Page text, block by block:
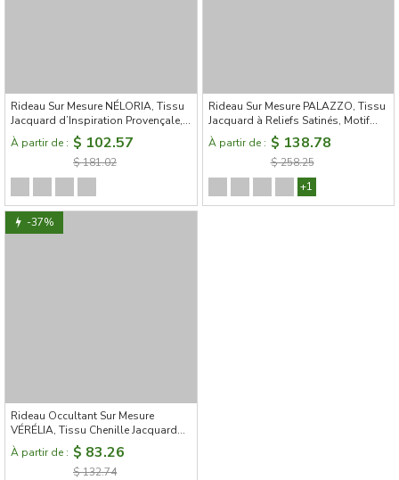
Rideau Sur Mesure NÉLORIA, Tissu
Jacquard d’Inspiration Provençale,
Motif de Grandes Fleurs
Rehaussées de Fils Dorés
À partir de : $ 102.57
$ 181.02
Rideau Sur Mesure PALAZZO, Tissu
Jacquard à Reliefs Satinés, Motif
Cachemire Baroque
À partir de : $ 138.78
$ 258.25
+1
-37%
Rideau Occultant Sur Mesure
VÉRÉLIA, Tissu Chenille Jacquard
Double Face, Motif Bouquets
Fleuris Esquissés
À partir de : $ 83.26
$ 132.74